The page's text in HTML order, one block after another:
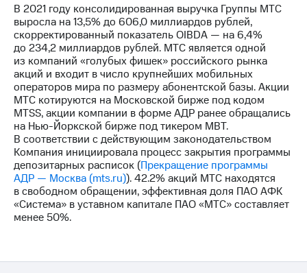
В 2021 году консолидированная выручка Группы МТС
выросла на 13,5% до 606,0 миллиардов рублей,
скорректированный показатель OIBDA — на 6,4%
до 234,2 миллиардов рублей. МТС является одной
из компаний «голубых фишек» российского рынка
акций и входит в число крупнейших мобильных
операторов мира по размеру абонентской базы. Акции
МТС котируются на Московской бирже под кодом
MTSS, акции компании в форме АДР ранее обращались
на Нью-Йоркской бирже под тикером MBT.
В соответствии с действующим законодательством
Компания инициировала процесс закрытия программы
депозитарных расписок (Прекращение программы
АДР — Москва (mts.ru)). 42.2% акций МТС находятся
в свободном обращении, эффективная доля ПАО АФК
«Система» в уставном капитале ПАО «МТС» составляет
менее 50%.